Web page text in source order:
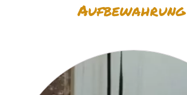
Aufbewahrung